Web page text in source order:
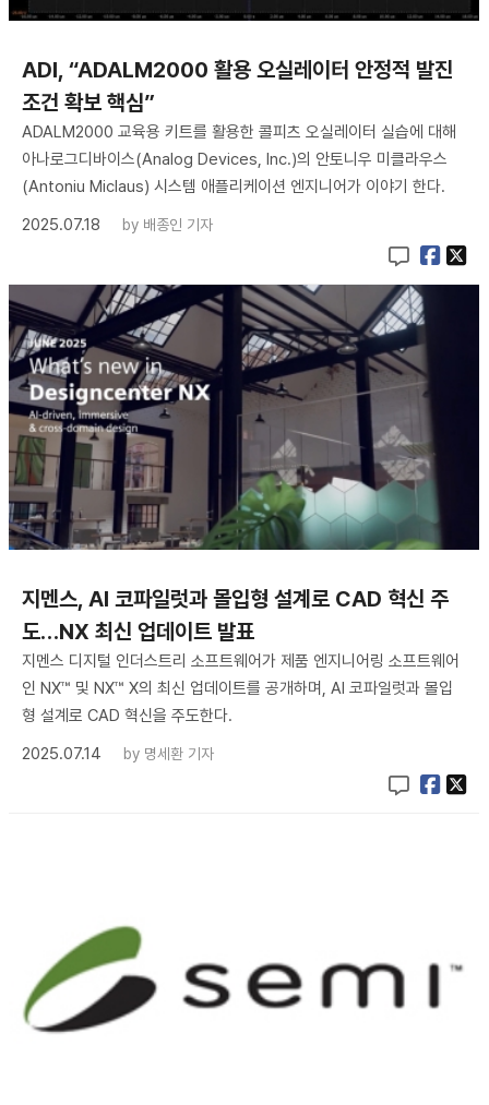
ADI, “ADALM2000 활용 오실레이터 안정적 발진
조건 확보 핵심”
ADALM2000 교육용 키트를 활용한 콜피츠 오실레이터 실습에 대해
아나로그디바이스(Analog Devices, Inc.)의 안토니우 미클라우스
(Antoniu Miclaus) 시스템 애플리케이션 엔지니어가 이야기 한다.
2025.07.18
by 배종인 기자
지멘스, AI 코파일럿과 몰입형 설계로 CAD 혁신 주
도…NX 최신 업데이트 발표
지멘스 디지털 인더스트리 소프트웨어가 제품 엔지니어링 소프트웨어
인 NX™ 및 NX™ X의 최신 업데이트를 공개하며, AI 코파일럿과 몰입
형 설계로 CAD 혁신을 주도한다.
2025.07.14
by 명세환 기자